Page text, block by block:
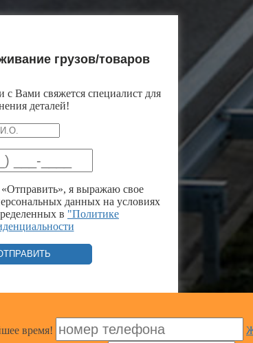
грузов/товаров
Вами свяжется специалист для
деталей!
я выражаю свое
данных на условиях
в "Политике
время!